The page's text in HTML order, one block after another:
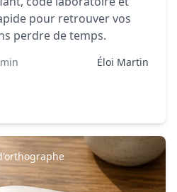
pour retrouver vos
perdre de temps.
Éloi Martin